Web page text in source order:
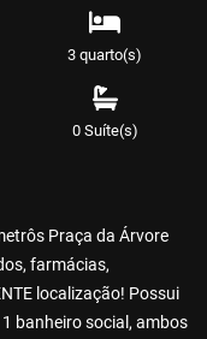
3 quarto(s)
0 Suíte(s)
Praça da Árvore
farmácias,
localização! Possui
banheiro social, ambos